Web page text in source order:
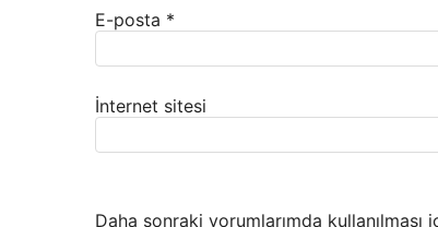
E-posta *
İnternet sitesi
Daha sonraki yorumlarımda